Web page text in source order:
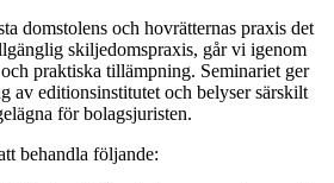
domstolens och hovrätternas praxis det
skiljedomspraxis, går vi igenom
praktiska tillämpning. Seminariet ger
av editionsinstitutet och belyser särskilt
för bolagsjuristen.
behandla följande: